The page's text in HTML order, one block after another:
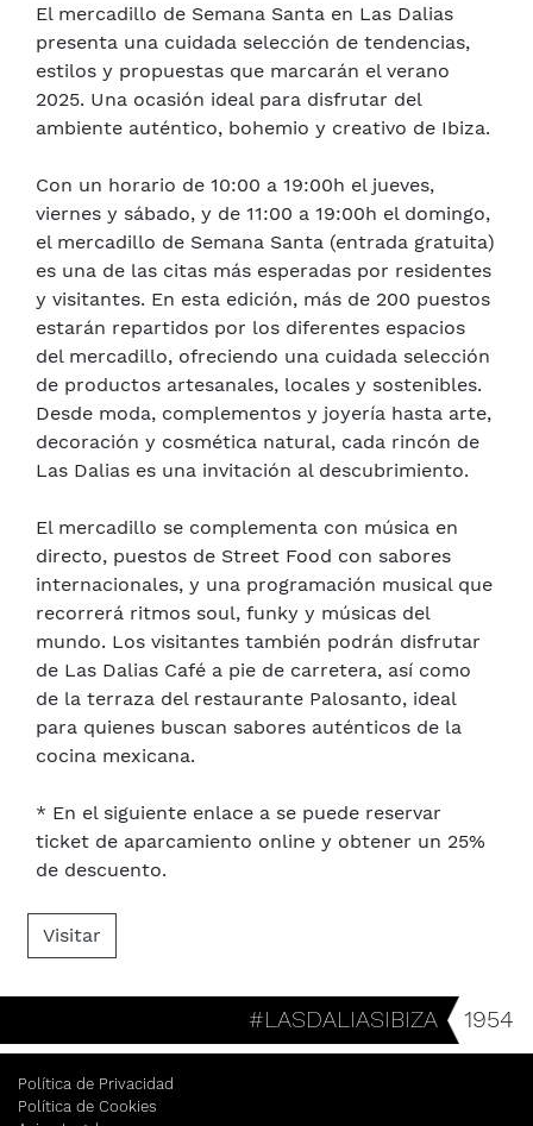
El mercadillo de Semana Santa en Las Dalias
presenta una cuidada selección de tendencias,
estilos y propuestas que marcarán el verano
2025. Una ocasión ideal para disfrutar del
ambiente auténtico, bohemio y creativo de Ibiza.
Con un horario de 10:00 a 19:00h el jueves,
viernes y sábado, y de 11:00 a 19:00h el domingo,
el mercadillo de Semana Santa (entrada gratuita)
es una de las citas más esperadas por residentes
y visitantes. En esta edición, más de 200 puestos
estarán repartidos por los diferentes espacios
del mercadillo, ofreciendo una cuidada selección
de productos artesanales, locales y sostenibles.
Desde moda, complementos y joyería hasta arte,
decoración y cosmética natural, cada rincón de
Las Dalias es una invitación al descubrimiento.
El mercadillo se complementa con música en
directo, puestos de Street Food con sabores
internacionales, y una programación musical que
recorrerá ritmos soul, funky y músicas del
mundo. Los visitantes también podrán disfrutar
de Las Dalias Café a pie de carretera, así como
de la terraza del restaurante Palosanto, ideal
para quienes buscan sabores auténticos de la
cocina mexicana.
* En el siguiente enlace a se puede reservar
ticket de aparcamiento online y obtener un 25%
de descuento.
Visitar
#LASDALIASIBIZA 1954
Política de Privacidad
Política de Cookies